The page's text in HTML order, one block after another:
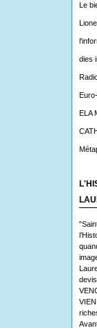
Le
dies
ELA